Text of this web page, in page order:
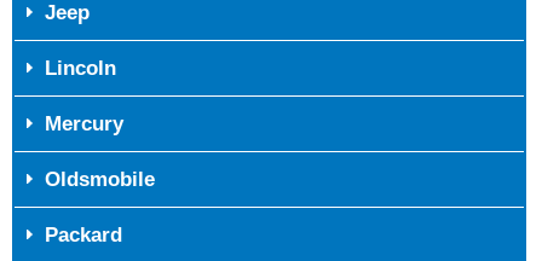
Jeep
Lincoln
Mercury
Oldsmobile
Packard